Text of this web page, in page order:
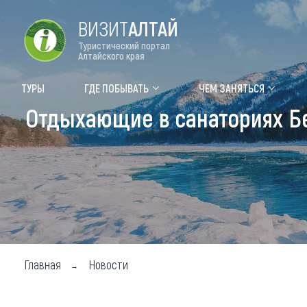
Форум VISIT ALTAI
Туры Где
Топ
ВИЗИТАЛТАЙ
Туристический портал
Алтайского края
ТУРЫ ГДЕ ПОБЫВАТЬ ЧЕМ ЗАНЯТЬСЯ
Отдыхающие в санаториях
Главная Новости